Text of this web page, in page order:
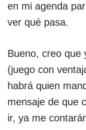
en mi agenda
ver qué pasa.
Bueno, creo que
(juego con
habrá quien
mensaje de que
ir, ya me